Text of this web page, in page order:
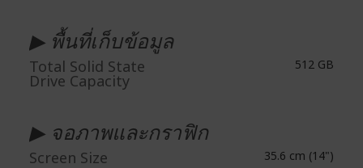
▶ พื้นที่เก็บข้อมูล
Total Solid State
Drive Capacity
512 GB
▶ จอภาพและกราฟิก
Screen Size 35.6 cm (14")